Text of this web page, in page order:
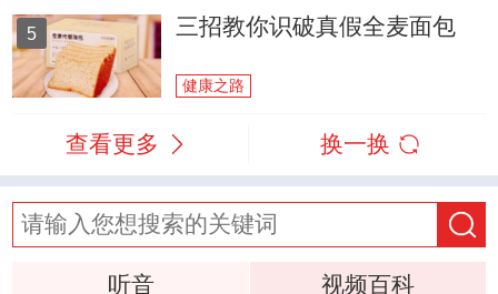
5 三招教你识破真假全麦面包
健康之路
查看更多 换一换
听音
视频百科